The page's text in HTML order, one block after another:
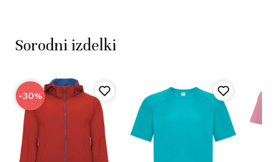
Sorodni izdelki
-30%